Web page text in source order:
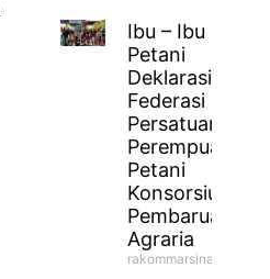
Ibu – Ibu
Petani
Deklarasikan
Federasi
Persatuan
Perempuan
Petani
Konsorsium
Pembaruan
Agraria
rakommarsinahfm